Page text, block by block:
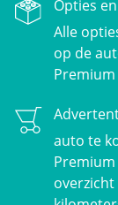
Opties
Alle
op de
Premium
auto te